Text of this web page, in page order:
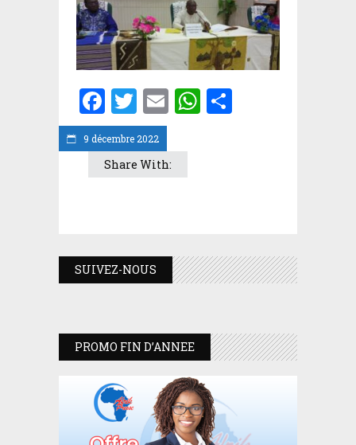
9 décembre 2022
Facebook
Twitter
EmailWhatsApp
Share With:
SUIVEZ-NOUS
PROMO FIN D’ANNEE